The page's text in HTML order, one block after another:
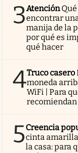
3Atención
encontrar
manija de la
por qué es
qué hacer
4Truco casero
moneda
WiFi | Para
5Creencia
cinta
la casa: para